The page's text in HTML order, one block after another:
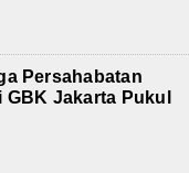
Persahabatan
Jakarta Pukul